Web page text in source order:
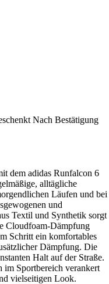
Nach Bestätigung
dem adidas Runfalcon 6
alltägliche
Läufen und bei
und
Textil und Synthetik sorgt
Cloudfoam-Dämpfung
Schritt ein komfortables
Dämpfung. Die
Halt auf der Straße.
im Sportbereich verankert
vielseitigen Look.